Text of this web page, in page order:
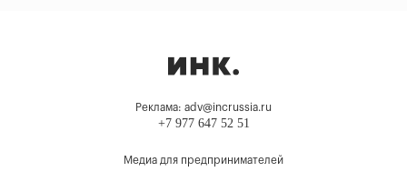
Реклама: adv@incrussia.ru
+7 977 647 52 51
Медиа для предпринимателей